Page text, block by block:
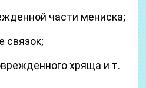
части мениска;
связок;
хряща и т.